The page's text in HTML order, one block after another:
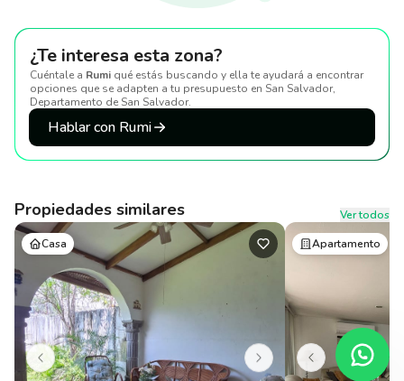
¿Te interesa esta zona?
Cuéntale a Rumi qué estás buscando y ella te ayudará a encontrar
opciones que se adapten a tu presupuesto en San Salvador,
Departamento de San Salvador.
Hablar con Rumi
Propiedades similares
Ver todos
Casa
Apartamento